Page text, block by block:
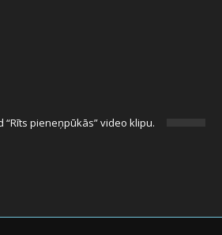
“Rīts pieneņpūkās” video klipu.